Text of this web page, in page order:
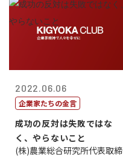
2022.06.06
企業家たちの金言
成功の反対は失敗ではな
く、やらないこと
(株)農業総合研究所代表取締